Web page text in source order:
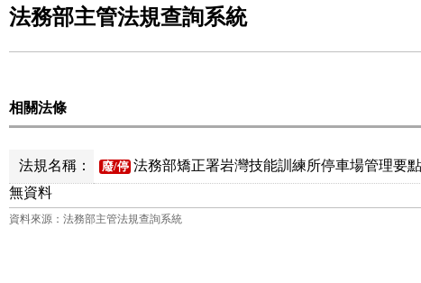
法務部主管法規查詢系統
相關法條
法規名稱： 廢/停 法務部矯正署岩灣技能訓練所停車場管理要
無資料
資料來源：法務部主管法規查詢系統